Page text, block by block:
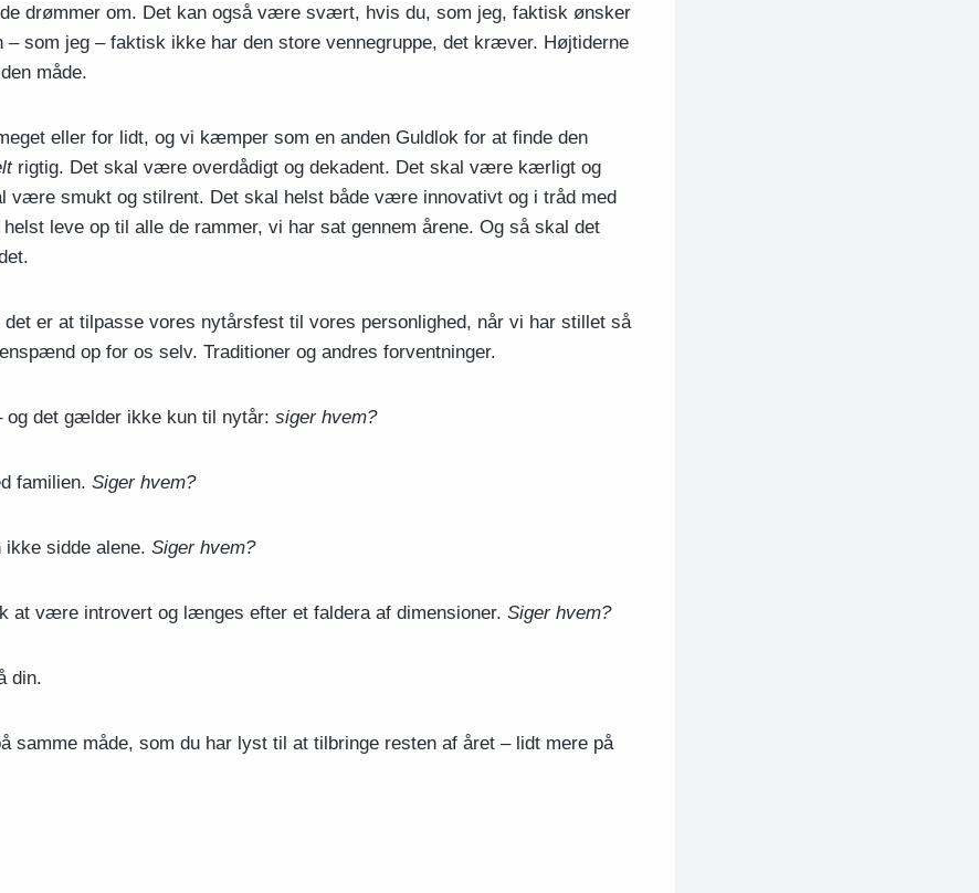
drømmer om. Det kan også være svært, hvis du, som jeg, faktisk ønsker
– som jeg – faktisk ikke har den store vennegruppe, det kræver. Højtiderne
måde.
eller for lidt, og vi kæmper som en anden Guldlok for at finde den
rigtig. Det skal være overdådigt og dekadent. Det skal være kærligt og
være smukt og stilrent. Det skal helst både være innovativt og i tråd med
leve op til alle de rammer, vi har sat gennem årene. Og så skal det
er at tilpasse vores nytårsfest til vores personlighed, når vi har stillet så
op for os selv. Traditioner og andres forventninger.
og det gælder ikke kun til nytår: siger hvem?
familien. Siger hvem?
sidde alene. Siger hvem?
at være introvert og længes efter et faldera af dimensioner. Siger hvem?
din.
samme måde, som du har lyst til at tilbringe resten af året – lidt mere på